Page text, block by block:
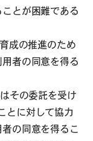
とが困難である
成の推進のため
者の同意を得る
その委託を受け
とに対して協力
の同意を得るこ